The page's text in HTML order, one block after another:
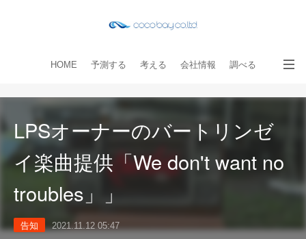
HOME 予測する 考える 会社情報 調べる
教える 読み物 出版物 手伝う お問い合わせ
LPSオーナーのバートリンゼ
イ楽曲提供「We don't want no
troubles」」
告知 2021.11.12 05:47